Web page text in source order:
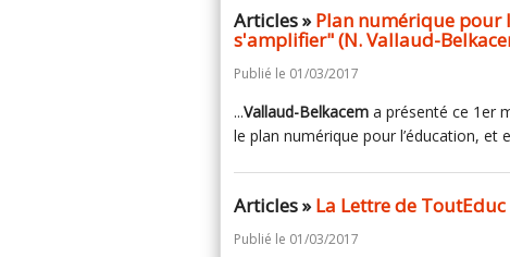
Articles »Plan numérique pour
s'amplifier" (N. Vallaud-
Publié le 01/03/2017
...Vallaud-Belkacem a présenté ce 1er
le plan numérique pour l’éducation, et
Articles »La Lettre de ToutEduc
Publié le 01/03/2017